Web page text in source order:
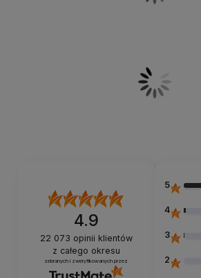
4.9
22 073 opinii klientów
z całego okresu
zebranych i zweryfikowanych przez
5
4
3
2